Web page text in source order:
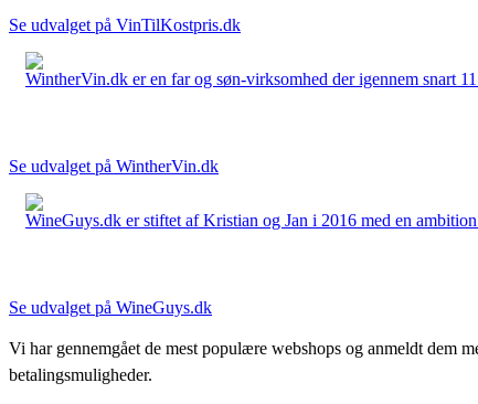
Se udvalget på VinTilKostpris.dk
WintherVin.dk er en far og søn-virksomhed der igennem snart
Se udvalget på WintherVin.dk
WineGuys.dk er stiftet af Kristian og Jan i 2016 med en
Se udvalget på WineGuys.dk
Vi har gennemgået de mest populære webshops og anmeldt dem
betalingsmuligheder.